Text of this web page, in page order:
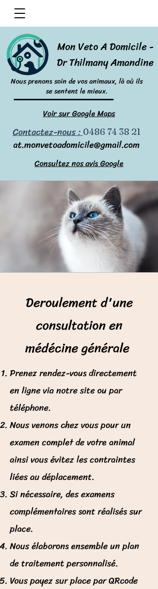
Mon Veto A Domicile -
Dr Thilmany Amandine
Nous prenons soin de vos animaux, là où ils
se sentent le mieux.
Voir sur Google Maps
Contactez-nous :0486 74 38 21
at.monvetoadomicile@gmail.com
Consultez nos avis Google
Deroulement d'une
consultation en
médécine générale
Prenez rendez-vous directement
en ligne via notre site ou par
téléphone.
Nous venons chez vous pour un
examen complet de votre animal
ainsi vous évitez les contraintes
liées au déplacement.
Si nécessaire, des examens
complémentaires sont réalisés sur
place.
Nous élaborons ensemble un plan
de traitement personnalisé.
Vous payez sur place par QRcode